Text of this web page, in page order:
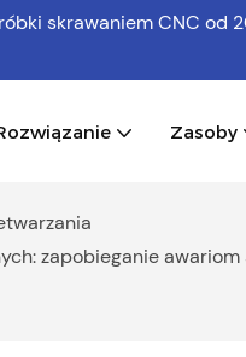
skrawaniem CNC od
Zasoby
zapobieganie